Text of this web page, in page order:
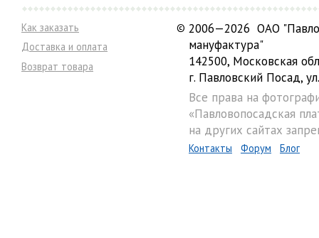
Как заказать
Доставка и оплата
Возврат товара
© 2006—2026 ОАО
мануфактура"
142500, Московская
г. Павловский Посад,
Все права на
«Павловопосадская
на других сайтах
Контакты Форум Блог